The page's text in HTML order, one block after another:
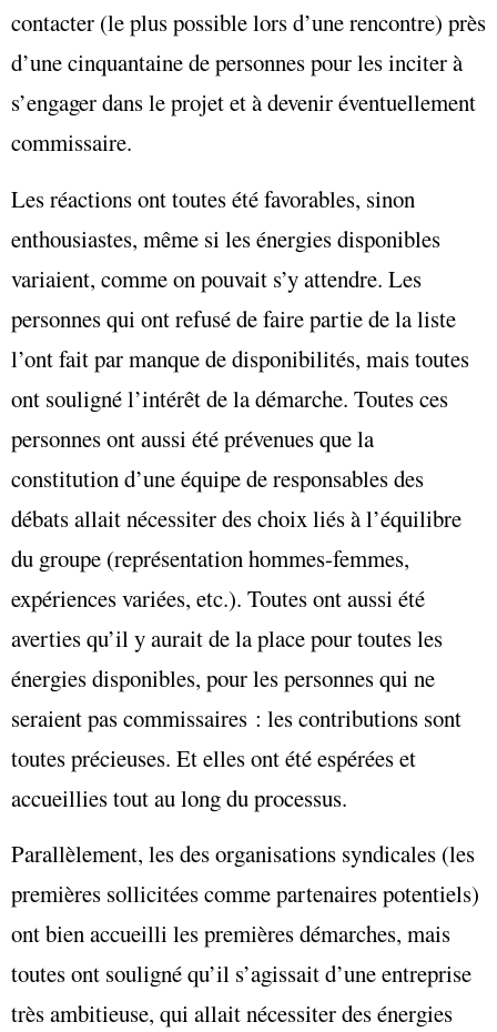
contacter (le plus possible lors d’une rencontre) près
d’une cinquantaine de personnes pour les inciter à
s’engager dans le projet et à devenir éventuellement
commissaire.
Les réactions ont toutes été favorables, sinon
enthousiastes, même si les énergies disponibles
variaient, comme on pouvait s’y attendre. Les
personnes qui ont refusé de faire partie de la liste
l’ont fait par manque de disponibilités, mais toutes
ont souligné l’intérêt de la démarche. Toutes ces
personnes ont aussi été prévenues que la
constitution d’une équipe de responsables des
débats allait nécessiter des choix liés à l’équilibre
du groupe (représentation hommes-femmes,
expériences variées, etc.). Toutes ont aussi été
averties qu’il y aurait de la place pour toutes les
énergies disponibles, pour les personnes qui ne
seraient pas commissaires : les contributions sont
toutes précieuses. Et elles ont été espérées et
accueillies tout au long du processus.
Parallèlement, les des organisations syndicales (les
premières sollicitées comme partenaires potentiels)
ont bien accueilli les premières démarches, mais
toutes ont souligné qu’il s’agissait d’une entreprise
très ambitieuse, qui allait nécessiter des énergies